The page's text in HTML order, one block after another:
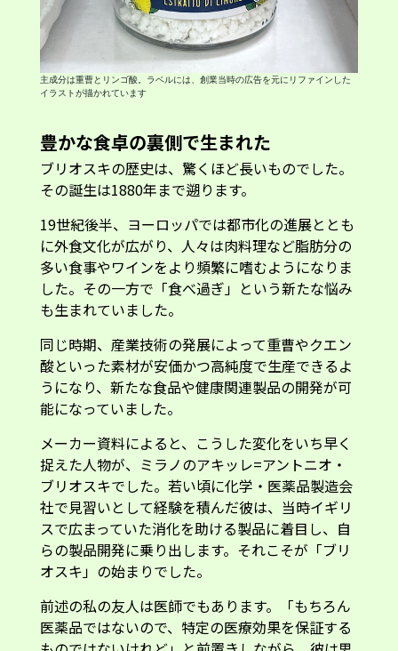
主成分は重曹とリンゴ酸。ラベルには、創業当時の広告を元にリファインした
イラストが描かれています
豊かな食卓の裏側で生まれた
ブリオスキの歴史は、驚くほど長いものでした。
その誕生は1880年まで遡ります。
19世紀後半、ヨーロッパでは都市化の進展ととも
に外食文化が広がり、人々は肉料理など脂肪分の
多い食事やワインをより頻繁に嗜むようになりま
した。その一方で「食べ過ぎ」という新たな悩み
も生まれていました。
同じ時期、産業技術の発展によって重曹やクエン
酸といった素材が安価かつ高純度で生産できるよ
うになり、新たな食品や健康関連製品の開発が可
能になっていました。
メーカー資料によると、こうした変化をいち早く
捉えた人物が、ミラノのアキッレ=アントニオ・
ブリオスキでした。若い頃に化学・医薬品製造会
社で見習いとして経験を積んだ彼は、当時イギリ
スで広まっていた消化を助ける製品に着目し、自
らの製品開発に乗り出します。それこそが「ブリ
オスキ」の始まりでした。
前述の私の友人は医師でもあります。「もちろん
医薬品ではないので、特定の医療効果を保証する